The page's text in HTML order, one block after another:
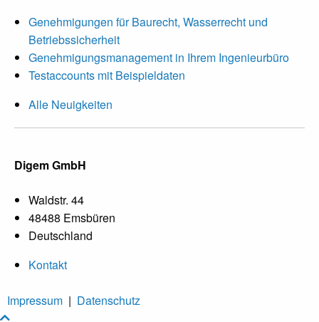
Genehmigungen für Baurecht, Wasserrecht und
Betriebssicherheit
Genehmigungsmanagement in Ihrem Ingenieurbüro
Testaccounts mit Beispieldaten
Alle Neuigkeiten
Digem GmbH
Waldstr. 44
48488 Emsbüren
Deutschland
Kontakt
Impressum | Datenschutz